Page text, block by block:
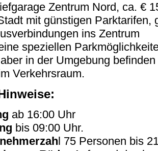
Zentrum Nord, ca. €
mit günstigen Parktarifen,
ins Zentrum
speziellen
in der Umgebung
Verkehrsraum.
ab 16:00 Uhr
bis 09:00 Uhr.
l 75 Personen bis